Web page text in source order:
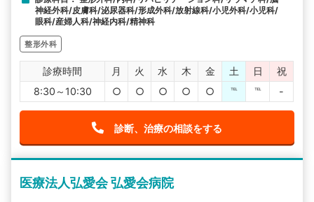
神経外科/皮膚科/泌尿器科/形成外科/放射線科/小児外科/小児科/
眼科/産婦人科/神経内科/精神科
整形外科
診療時間 月 火 水 木 金 土 日
祝
8:30～10:30
○ ○ ○ ○ ○ ℡ ℡ -
診断、治療の相談をする
医療法人弘愛会 弘愛会病院